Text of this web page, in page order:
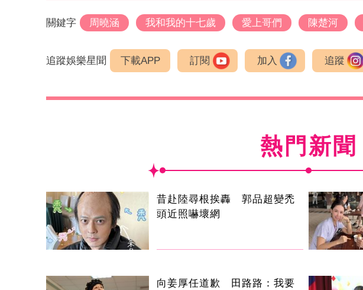
關鍵字 周曉涵 我和我的十七歲 愛上哥們 陳楚河
追蹤娛樂星聞 下載APP 訂閱 加入 追蹤
熱門新聞
昔赴陸尋根挨轟 郭品超變禿
頭近照嚇壞網
向姜厚任道歉 田路路：我要